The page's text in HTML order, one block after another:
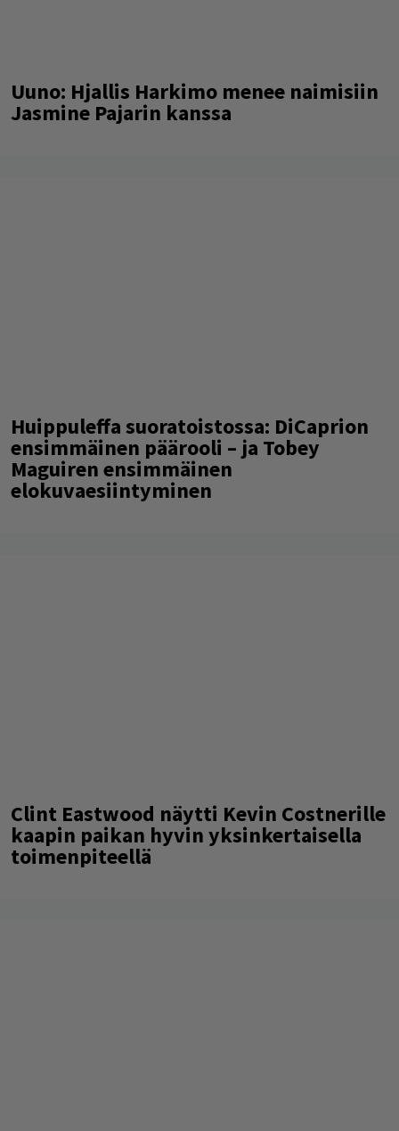
Uuno: Hjallis Harkimo menee naimisiin
Jasmine Pajarin kanssa
Huippuleffa suoratoistossa: DiCaprion
ensimmäinen päärooli – ja Tobey
Maguiren ensimmäinen
elokuvaesiintyminen
Clint Eastwood näytti Kevin Costnerille
kaapin paikan hyvin yksinkertaisella
toimenpiteellä